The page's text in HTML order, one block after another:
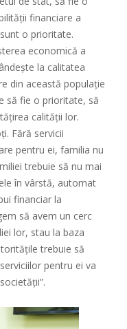
financiare a
o prioritate.
economică a
la calitatea
din această populație
să fie o prioritate, să
calității lor.
Fără servicii
pentru ei, familia nu
trebuie să nu mai
în vârstă, automat
financiar la
să avem un cerc
lor, stau la baza
trebuie să
pentru ei va